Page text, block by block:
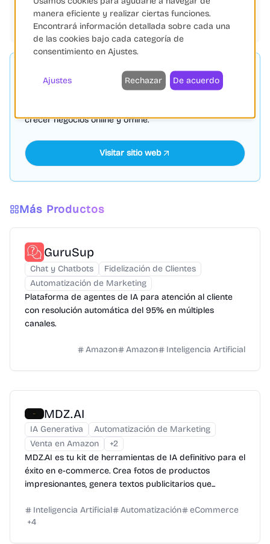
Automatización Marketing Digital
Fidelización
Gestión de Feeds
Inteligencia Artificial
Shopify PATROCINADO
Shopify: Plataforma líder de comercio electrónico que
crecer negocios online y offline.
Visitar sitio web
Más Productos
GuruSup
Chat y Chatbots
Fidelización de Clientes
Automatización de Marketing
Plataforma de agentes de IA para atención al cliente
con resolución automática del 95% en múltiples
canales.
Amazon Amazon Inteligencia Artificial
MDZ.AI
IA Generativa
Automatización de Marketing
Venta en Amazon
+2
MDZ.AI es tu kit de herramientas de IA definitivo para el
éxito en e-commerce. Crea fotos de productos
impresionantes, genera textos publicitarios que...
Inteligencia Artificial Automatización
eCommerce
+4
manera eficiente y realizar ciertas funciones.
Encontrará información detallada sobre cada una
de las cookies bajo cada categoría de
consentimiento en Ajustes.
Ajustes Rechazar De acuerdo